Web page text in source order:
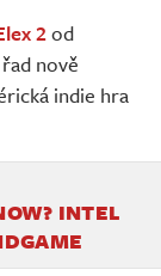
2od
nově
indie hra
INTEL